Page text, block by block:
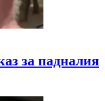
за падналия